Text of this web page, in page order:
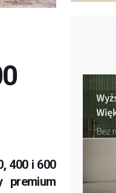
400 i 600
premium